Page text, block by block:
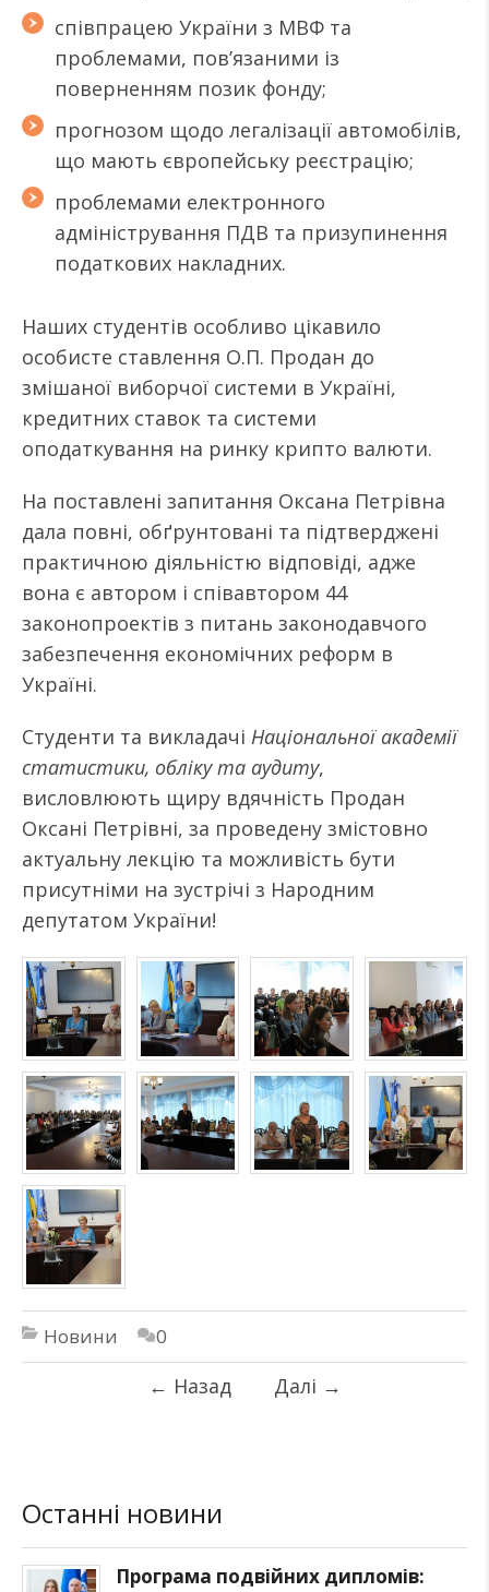
співпрацею України з МВФ та
проблемами, пов’язаними із
поверненням позик фонду;
прогнозом щодо легалізації автомобілів,
що мають європейську реєстрацію;
проблемами електронного
адміністрування ПДВ та призупинення
податкових накладних.
Наших студентів особливо цікавило
особисте ставлення О.П. Продан до
змішаної виборчої системи в Україні,
кредитних ставок та системи
оподаткування на ринку крипто валюти.
На поставлені запитання Оксана Петрівна
дала повні, обґрунтовані та підтверджені
практичною діяльністю відповіді, адже
вона є автором і співавтором 44
законопроектів з питань законодавчого
забезпечення економічних реформ в
Україні.
Студенти та викладачі Національної академії
статистики, обліку та аудиту,
висловлюють щиру вдячність Продан
Оксані Петрівні, за проведену змістовно
актуальну лекцію та можливість бути
присутніми на зустрічі з Народним
депутатом України!
Новини 0
← Назад Далі →
Останні новини
Програма подвійних дипломів: